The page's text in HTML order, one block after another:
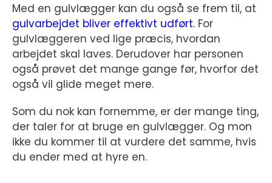
Med en gulvlægger kan du også se frem til, at
gulvarbejdet bliver effektivt udført. For
gulvlæggeren ved lige præcis, hvordan
arbejdet skal laves. Derudover har personen
også prøvet det mange gange før, hvorfor det
også vil glide meget mere.
Som du nok kan fornemme, er der mange ting,
der taler for at bruge en gulvlægger. Og mon
ikke du kommer til at vurdere det samme, hvis
du ender med at hyre en.